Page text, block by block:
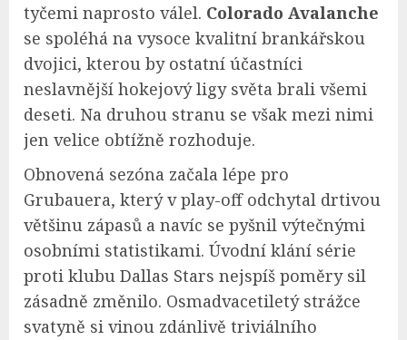
tyčemi naprosto válel. Colorado Avalanche
se spoléhá na vysoce kvalitní brankářskou
dvojici, kterou by ostatní účastníci
neslavnější hokejový ligy světa brali všemi
deseti. Na druhou stranu se však mezi nimi
jen velice obtížně rozhoduje.
Obnovená sezóna začala lépe pro
Grubauera, který v play-off odchytal drtivou
většinu zápasů a navíc se pyšnil výtečnými
osobními statistikami. Úvodní klání série
proti klubu Dallas Stars nejspíš poměry sil
zásadně změnilo. Osmadvacetiletý strážce
svatyně si vinou zdánlivě triviálního